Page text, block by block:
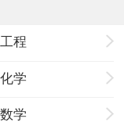
程
学
学